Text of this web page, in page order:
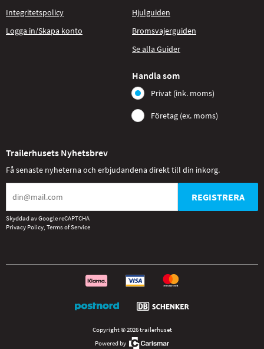
Integritetspolicy
Logga in/Skapa konto
Hjulguiden
Bromsvajerguiden
Se alla Guider
Handla som
Privat (ink. moms)
Företag (ex. moms)
Trailerhusets Nyhetsbrev
Få senaste nyheterna och erbjudandena direkt till din inkorg.
REGISTRERA
Skyddad av Google reCAPTCHA
Privacy Policy, Terms of Service
Copyright © 2026 trailerhuset
Powered by